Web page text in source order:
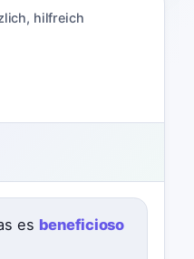
, hilfreich
es beneficioso